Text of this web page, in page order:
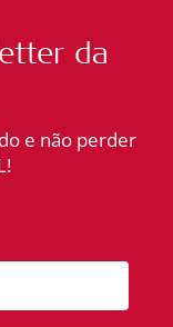
da
e não perder